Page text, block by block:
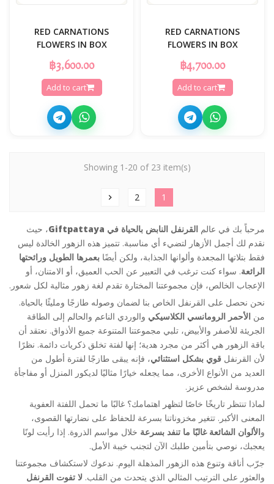
RED CARNATIONS
FLOWERS IN BOX
฿4,700.00
Add to cart
RED CARNATIONS
FLOWERS IN BOX
฿3,600.00
Add to cart
Showing 1-20 of 23 item(s)
1
2
chevron_right
مرحباً بك في عالم القرنفل النابض بالحياة في Giftpattaya
، حيث
نقدم لك أجمل الأزهار لتضيء أي مناسبة. تتميز هذه الزهور الخالدة ليس
فقط بتلاتها المجعدة وألوانها الجذابة، ولكن أيضًا بعمرها الطويل ورائحتها
الرائعة. سواء كنت ترغب في التعبير عن الحب العميق، أو الامتنان، أو
الإعجاب الخالص، فإن مجموعتنا المختارة تقدم لغة زهور مثالية لكل شعور.
نحن نحصل على القرنفل الخاص بنا لضمان وصوله طازجًا ومليئًا بالحياة.
من الأحمر الرومانسي الكلاسيكي والوردي الناعم والحالم إلى الطاقة
الجريئة للأصفر والأبيض، تلبي مجموعتنا المتنوعة جميع الأذواق. نعتقد أن
باقة الزهور هي أكثر من مجرد هدية؛ إنها لفتة تخلق ذكريات دائمة. نظرًا
لأن القرنفل قوي بشكل استثنائي، فإنه يبقى طازجًا لفترة أطول من
العديد من الأنواع الأخرى، مما يجعله خيارًا مثاليًا لديكور المنزل أو مفاجأة
مدروسة لشخص عزيز.
لماذا تنتظر تاريخًا خاصًا لتظهر اهتمامك؟ غالبًا ما تحمل اللفتة العفوية
المعنى الأكبر. تتغير مخزوناتنا بسرعة للحفاظ على نضارتها القصوى،
والألوان الشائعة غالبًا ما تنفد بسرعة خلال مواسم الذروة. إذا رأيت لونًا
يعجبك، نوصي بتأمين طلبك الآن لتجنب خيبة الأمل.
جرّب أناقة وتنوع هذه الزهور المذهلة اليوم. ندعوك لاستكشاف مجموعتنا
والعثور على الترتيب المثالي الذي يتحدث من القلب. لا تفوت القرنفل